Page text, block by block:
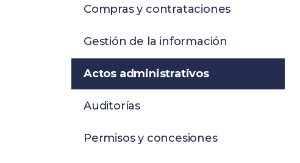
Compras y contrataciones
Gestión de la información
Actos administrativos
Auditorías
Permisos y concesiones